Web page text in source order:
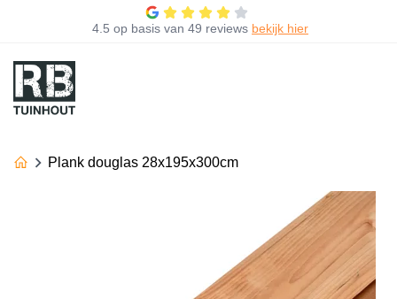
4.5 op basis van 49 reviews bekijk hier
Plank douglas 28x195x300cm